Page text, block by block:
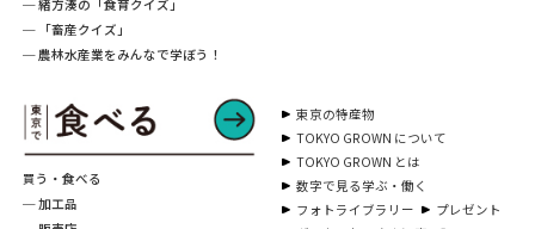
─ 緒方湊の「食育クイズ」
─ 「畜産クイズ」
─ 農林水産業をみんなで学ぼう！
買う・食べる
─ 加工品
東京の特産物
TOKYO GROWN について
TOKYO GROWN とは
数字で見る学ぶ・働く
フォトライブラリー
プレゼント